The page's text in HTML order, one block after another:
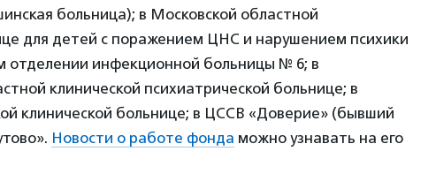
больница); в Московской областной
для детей с поражением ЦНС и нарушением психики
отделении инфекционной больницы № 6; в
клинической психиатрической больнице; в
клинической больнице; в ЦССВ «Доверие» (бывший
Новости о работе фонда можно узнавать на его